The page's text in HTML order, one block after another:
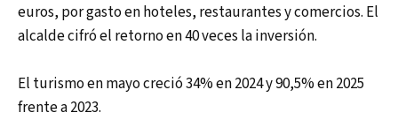
euros, por gasto en hoteles, restaurantes y comercios. El
alcalde cifró el retorno en 40 veces la inversión.
El turismo en mayo creció 34% en 2024 y 90,5% en 2025
frente a 2023.